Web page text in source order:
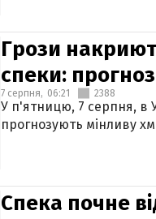
Грози
спеки:
7 серпня, 06:21 2388
У п'ятницю, 7 серпня, в
прогнозують мінливу
Спека почне